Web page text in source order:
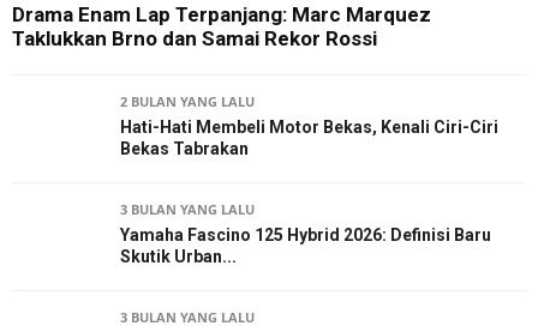
Drama Enam Lap Terpanjang: Marc Marquez
Taklukkan Brno dan Samai Rekor Rossi
2 BULAN YANG LALU
Hati-Hati Membeli Motor Bekas, Kenali Ciri-Ciri
Bekas Tabrakan
3 BULAN YANG LALU
Yamaha Fascino 125 Hybrid 2026: Definisi Baru
Skutik Urban...
3 BULAN YANG LALU